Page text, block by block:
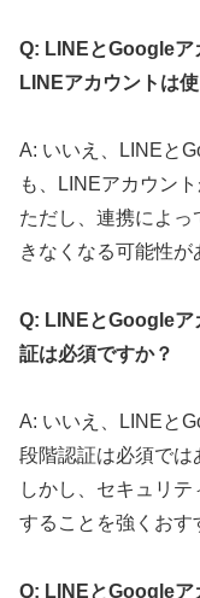
Q: LINEとGoogleア
LINEアカウントは
A: いいえ、LINEと
も、LINEアカウン
ただし、連携によ
きなくなる可能性が
Q: LINEとGoogleア
証は必須ですか？
A: いいえ、LINEと
段階認証は必須では
しかし、セキュリ
することを強くおす
Q: LINEとGoogleア